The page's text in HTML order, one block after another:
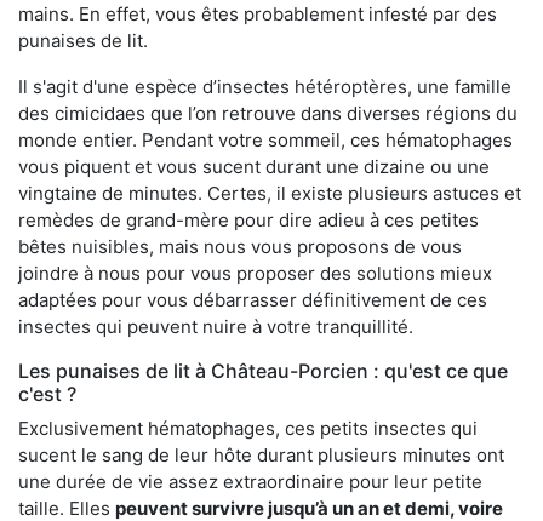
mains. En effet, vous êtes probablement infesté par des
punaises de lit.
Il s'agit d'une espèce d’insectes hétéroptères, une famille
des cimicidaes que l’on retrouve dans diverses régions du
monde entier. Pendant votre sommeil, ces hématophages
vous piquent et vous sucent durant une dizaine ou une
vingtaine de minutes. Certes, il existe plusieurs astuces et
remèdes de grand-mère pour dire adieu à ces petites
bêtes nuisibles, mais nous vous proposons de vous
joindre à nous pour vous proposer des solutions mieux
adaptées pour vous débarrasser définitivement de ces
insectes qui peuvent nuire à votre tranquillité.
Les punaises de lit à Château-Porcien : qu'est ce que
c'est ?
Exclusivement hématophages, ces petits insectes qui
sucent le sang de leur hôte durant plusieurs minutes ont
une durée de vie assez extraordinaire pour leur petite
taille. Elles peuvent survivre jusqu’à un an et demi, voire